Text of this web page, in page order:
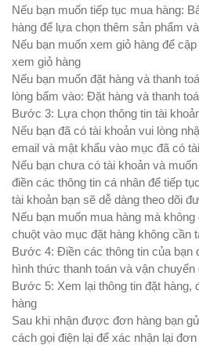
Nếu bạn muốn tiếp tục mua hàng:
hàng để lựa chọn thêm sản phẩm
Nếu bạn muốn xem giỏ hàng để
xem giỏ hàng
Nếu bạn muốn đặt hàng và thanh
lòng bấm vào: Đặt hàng và thanh
Bước 3: Lựa chọn thông tin tài
Nếu bạn đã có tài khoản vui lòng
email và mật khẩu vào mục đã có
Nếu bạn chưa có tài khoản và
điền các thông tin cá nhân để tiếp
tài khoản bạn sẽ dễ dàng theo dõi
Nếu bạn muốn mua hàng mà
chuột vào mục đặt hàng không cần
Bước 4: Điền các thông tin của bạn
hình thức thanh toán và vận
Bước 5: Xem lại thông tin đặt
hàng
Sau khi nhận được đơn hàng bạn
cách gọi điện lại để xác nhận lại